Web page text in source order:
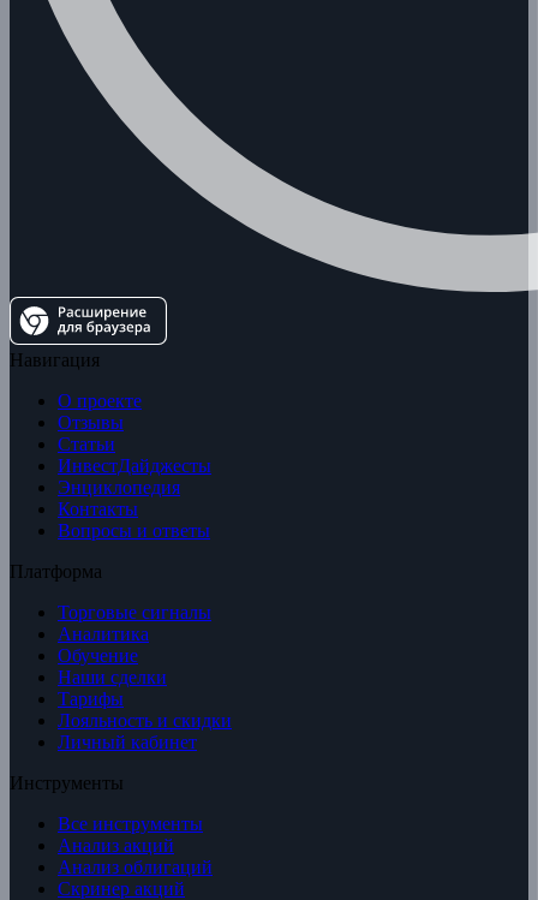
Навигация
О проекте
Отзывы
Статьи
ИнвестДайджесты
Энциклопедия
Контакты
Вопросы и ответы
Платформа
Торговые сигналы
Аналитика
Обучение
Наши сделки
Тарифы
Лояльность и скидки
Личный кабинет
Инструменты
Все инструменты
Анализ акций
Анализ облигаций
Скринер акций